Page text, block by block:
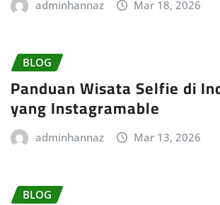
adminhannaz Mar 18, 2026
BLOG
Panduan Wisata Selfie di
yang Instagramable
adminhannaz Mar 13, 2026
BLOG